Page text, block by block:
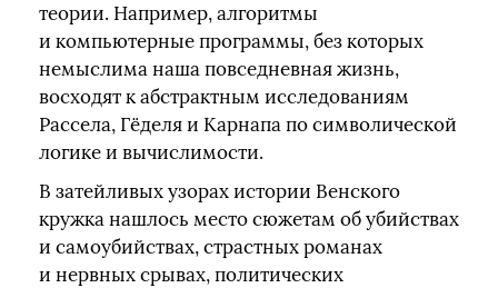
теории. Например, алгоритмы
и компьютерные программы, без которых
немыслима наша повседневная жизнь,
восходят к абстрактным исследованиям
Рассела, Гёделя и Карнапа по символической
логике и вычислимости.
В затейливых узорах истории Венского
кружка нашлось место сюжетам об убийствах
и самоубийствах, страстных романах
и нервных срывах, политических